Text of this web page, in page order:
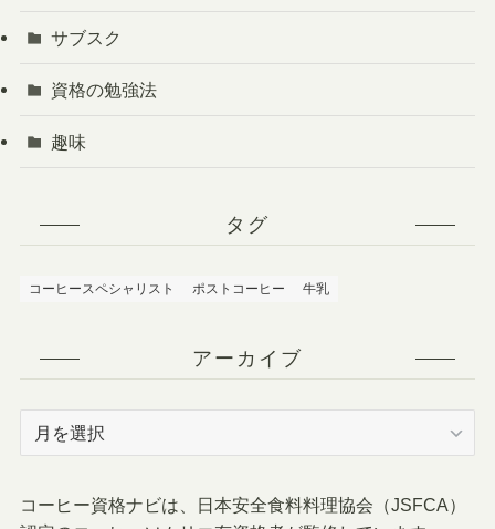
サブスク
資格の勉強法
趣味
タグ
コーヒースペシャリスト ポストコーヒー 牛乳
アーカイブ
イ
コーヒー資格ナビは、日本安全食料料理協会（JSFCA）